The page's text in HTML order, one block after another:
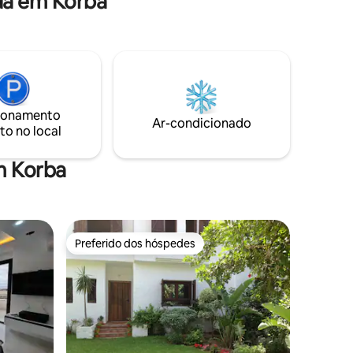
no local
Ar-condicionado
Korba
Preferido dos hóspedes
Preferido dos hóspedes